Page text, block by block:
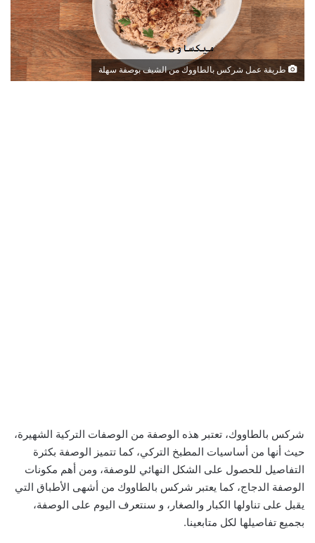
طريقة عمل شركس بالطاووك من الشيف بوصفة سهلة
شركس بالطاووك، تعتبر هذه الوصفة من الوصفات التركية الشهيرة،
حيث أنها من أساسيات المطبخ التركي، كما تتميز الوصفة بكثرة
التفاصيل للحصول على الشكل النهائي للوصفة، ومن أهم مكونات
الوصفة الدجاج، كما يعتبر شركس بالطاووك من أشهى الأطباق التي
يقبل على تناولها الكبار والصغار، و سنتعرف اليوم على الوصفة،
بجميع تفاصيلها لكل متابعينا.